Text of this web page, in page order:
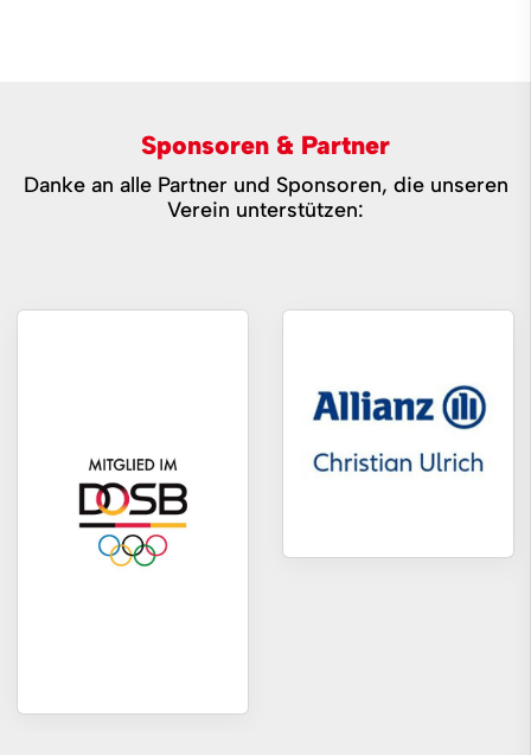
Sponsoren & Partner
Danke an alle Partner und Sponsoren, die unseren
Verein unterstützen: